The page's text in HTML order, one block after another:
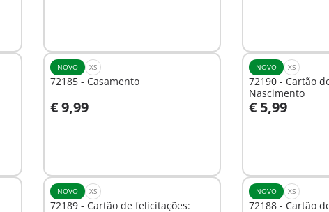
NOVO XS
72185 - Casamento
€ 9,99
Ao carrinho
NOVO XS
72190 - Cartão
Nascimento
€ 5,99
Ao carrinho
NOVO XS
72189 - Cartão de felicitações:
NOVO XS
72188 - Cartão